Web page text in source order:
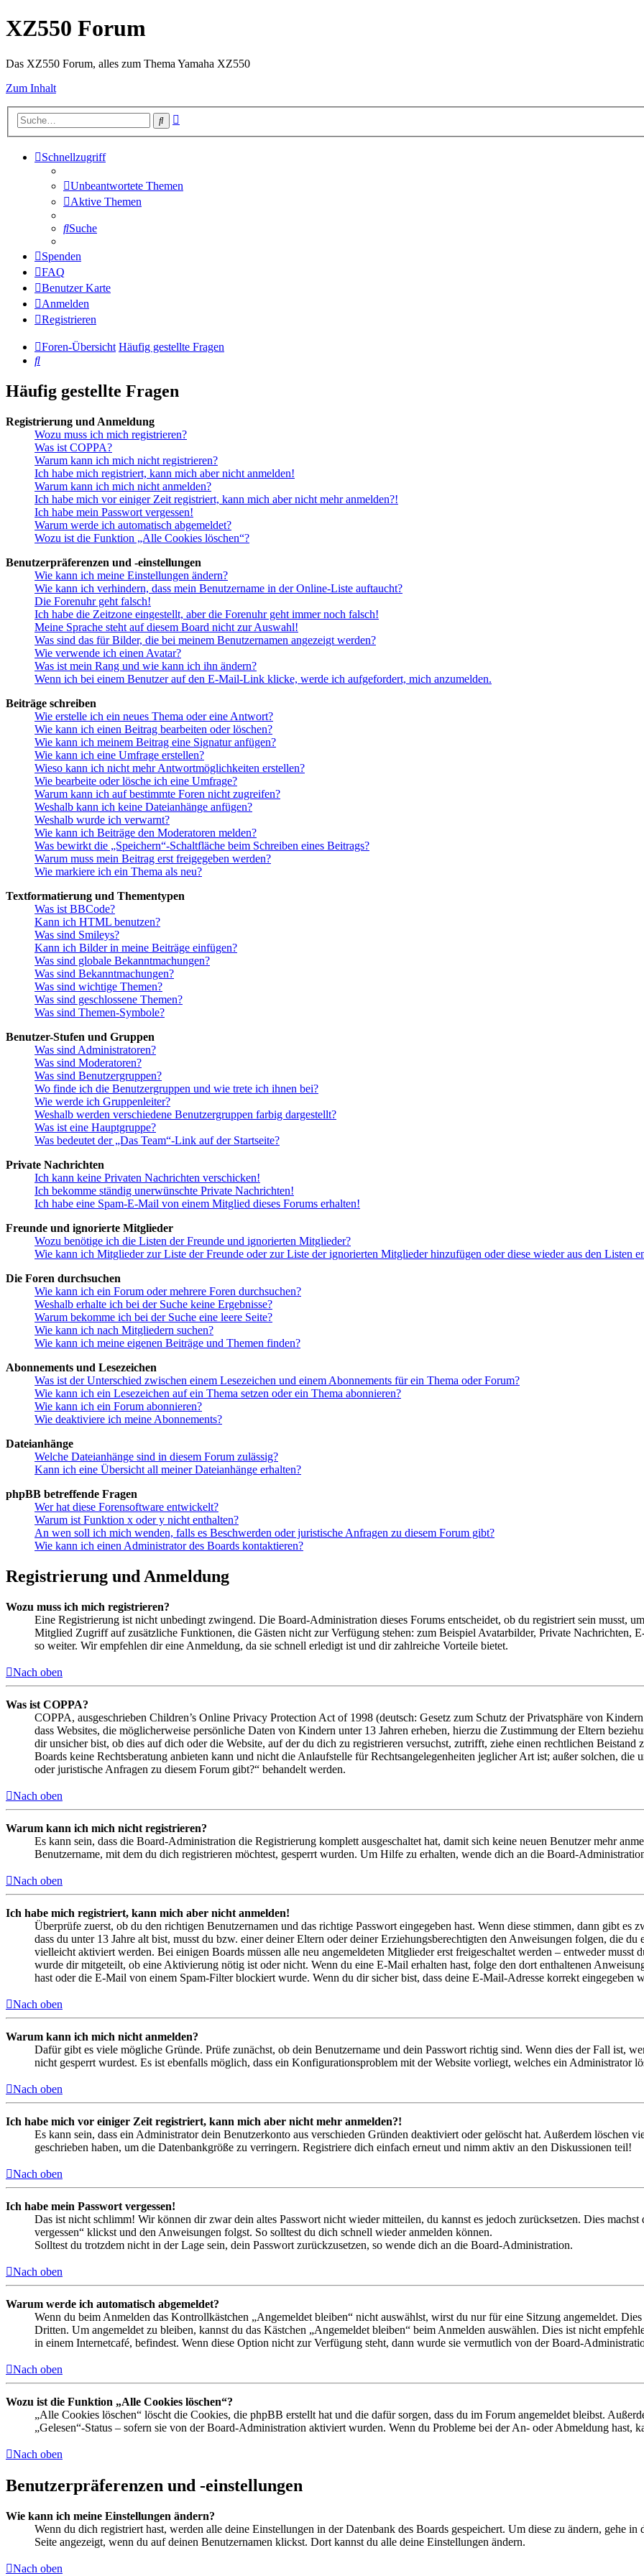
XZ550 Forum
Das XZ550 Forum, alles zum Thema Yamaha XZ550
Zum Inhalt
Suche
Schnellzugriff
Unbeantwortete Themen
Aktive Themen
Suche
Spenden
FAQ
Benutzer Karte
Anmelden
Registrieren
Foren-Übersicht Häufig gestellte Fragen
Suche
Häufig gestellte Fragen
Registrierung und Anmeldung
Wozu muss ich mich registrieren?
Was ist COPPA?
Warum kann ich mich nicht registrieren?
Ich habe mich registriert, kann mich aber nicht anmelden!
Warum kann ich mich nicht anmelden?
Ich habe mich vor einiger Zeit registriert, kann mich aber nicht mehr anmelden?!
Ich habe mein Passwort vergessen!
Warum werde ich automatisch abgemeldet?
Wozu ist die Funktion „Alle Cookies löschen“?
Benutzerpräferenzen und -einstellungen
Wie kann ich meine Einstellungen ändern?
Wie kann ich verhindern, dass mein Benutzername in der Online-Liste auftaucht?
Die Forenuhr geht falsch!
Ich habe die Zeitzone eingestellt, aber die Forenuhr geht immer noch falsch!
Meine Sprache steht auf diesem Board nicht zur Auswahl!
Was sind das für Bilder, die bei meinem Benutzernamen angezeigt werden?
Wie verwende ich einen Avatar?
Was ist mein Rang und wie kann ich ihn ändern?
Wenn ich bei einem Benutzer auf den E-Mail-Link klicke, werde ich aufgefordert, mich anzumelden.
Beiträge schreiben
Wie erstelle ich ein neues Thema oder eine Antwort?
Wie kann ich einen Beitrag bearbeiten oder löschen?
Wie kann ich meinem Beitrag eine Signatur anfügen?
Wie kann ich eine Umfrage erstellen?
Wieso kann ich nicht mehr Antwortmöglichkeiten erstellen?
Wie bearbeite oder lösche ich eine Umfrage?
Warum kann ich auf bestimmte Foren nicht zugreifen?
Weshalb kann ich keine Dateianhänge anfügen?
Weshalb wurde ich verwarnt?
Wie kann ich Beiträge den Moderatoren melden?
Was bewirkt die „Speichern“-Schaltfläche beim Schreiben eines Beitrags?
Warum muss mein Beitrag erst freigegeben werden?
Wie markiere ich ein Thema als neu?
Textformatierung und Thementypen
Was ist BBCode?
Kann ich HTML benutzen?
Was sind Smileys?
Kann ich Bilder in meine Beiträge einfügen?
Was sind globale Bekanntmachungen?
Was sind Bekanntmachungen?
Was sind wichtige Themen?
Was sind geschlossene Themen?
Was sind Themen-Symbole?
Benutzer-Stufen und Gruppen
Was sind Administratoren?
Was sind Moderatoren?
Was sind Benutzergruppen?
Wo finde ich die Benutzergruppen und wie trete ich ihnen bei?
Wie werde ich Gruppenleiter?
Weshalb werden verschiedene Benutzergruppen farbig dargestellt?
Was ist eine Hauptgruppe?
Was bedeutet der „Das Team“-Link auf der Startseite?
Private Nachrichten
Ich kann keine Privaten Nachrichten verschicken!
Ich bekomme ständig unerwünschte Private Nachrichten!
Ich habe eine Spam-E-Mail von einem Mitglied dieses Forums erhalten!
Freunde und ignorierte Mitglieder
Wozu benötige ich die Listen der Freunde und ignorierten Mitglieder?
Wie kann ich Mitglieder zur Liste der Freunde oder zur Liste der ignorierten Mitglieder hinzufügen oder diese wieder aus den Listen
Die Foren durchsuchen
Wie kann ich ein Forum oder mehrere Foren durchsuchen?
Weshalb erhalte ich bei der Suche keine Ergebnisse?
Warum bekomme ich bei der Suche eine leere Seite?
Wie kann ich nach Mitgliedern suchen?
Wie kann ich meine eigenen Beiträge und Themen finden?
Abonnements und Lesezeichen
Was ist der Unterschied zwischen einem Lesezeichen und einem Abonnements für ein Thema oder Forum?
Wie kann ich ein Lesezeichen auf ein Thema setzen oder ein Thema abonnieren?
Wie kann ich ein Forum abonnieren?
Wie deaktiviere ich meine Abonnements?
Dateianhänge
Welche Dateianhänge sind in diesem Forum zulässig?
Kann ich eine Übersicht all meiner Dateianhänge erhalten?
phpBB betreffende Fragen
Wer hat diese Forensoftware entwickelt?
Warum ist Funktion x oder y nicht enthalten?
An wen soll ich mich wenden, falls es Beschwerden oder juristische Anfragen zu diesem Forum gibt?
Wie kann ich einen Administrator des Boards kontaktieren?
Registrierung und Anmeldung
Wozu muss ich mich registrieren?
Eine Registrierung ist nicht unbedingt zwingend. Die Board-Administration dieses Forums entscheidet, ob du registriert sein musst,
Mitglied Zugriff auf zusätzliche Funktionen, die Gästen nicht zur Verfügung stehen: zum Beispiel Avatarbilder, Private Nachrichten,
so weiter. Wir empfehlen dir eine Anmeldung, da sie schnell erledigt ist und dir zahlreiche Vorteile bietet.
Nach oben
Was ist COPPA?
COPPA, ausgeschrieben Children’s Online Privacy Protection Act of 1998 (deutsch: Gesetz zum Schutz der Privatsphäre von
dass Websites, die möglicherweise persönliche Daten von Kindern unter 13 Jahren erheben, hierzu die Zustimmung der Eltern
dir unsicher bist, ob dies auf dich oder die Website, auf der du dich zu registrieren versuchst, zutrifft, ziehe einen rechtlichen
Boards keine Rechtsberatung anbieten kann und nicht die Anlaufstelle für Rechtsangelegenheiten jeglicher Art ist; außer solchen,
oder juristische Anfragen zu diesem Forum gibt?“ behandelt werden.
Nach oben
Warum kann ich mich nicht registrieren?
Es kann sein, dass die Board-Administration die Registrierung komplett ausgeschaltet hat, damit sich keine neuen Benutzer mehr
Benutzername, mit dem du dich registrieren möchtest, gesperrt wurden. Um Hilfe zu erhalten, wende dich an die Board-
Nach oben
Ich habe mich registriert, kann mich aber nicht anmelden!
Überprüfe zuerst, ob du den richtigen Benutzernamen und das richtige Passwort eingegeben hast. Wenn diese stimmen, dann gibt es
dass du unter 13 Jahre alt bist, musst du bzw. einer deiner Eltern oder deiner Erziehungsberechtigten den Anweisungen folgen, die
vielleicht aktiviert werden. Bei einigen Boards müssen alle neu angemeldeten Mitglieder erst freigeschaltet werden – entweder musst
wurde dir mitgeteilt, ob eine Aktivierung nötig ist oder nicht. Wenn du eine E-Mail erhalten hast, folge den dort enthaltenen
hast oder die E-Mail von einem Spam-Filter blockiert wurde. Wenn du dir sicher bist, dass deine E-Mail-Adresse korrekt eingegeben
Nach oben
Warum kann ich mich nicht anmelden?
Dafür gibt es viele mögliche Gründe. Prüfe zunächst, ob dein Benutzername und dein Passwort richtig sind. Wenn dies der Fall ist,
nicht gesperrt wurdest. Es ist ebenfalls möglich, dass ein Konfigurationsproblem mit der Website vorliegt, welches ein Administrator
Nach oben
Ich habe mich vor einiger Zeit registriert, kann mich aber nicht mehr anmelden?!
Es kann sein, dass ein Administrator dein Benutzerkonto aus verschieden Gründen deaktiviert oder gelöscht hat. Außerdem löschen
geschrieben haben, um die Datenbankgröße zu verringern. Registriere dich einfach erneut und nimm aktiv an den Diskussionen teil!
Nach oben
Ich habe mein Passwort vergessen!
Das ist nicht schlimm! Wir können dir zwar dein altes Passwort nicht wieder mitteilen, du kannst es jedoch zurücksetzen. Dies
vergessen“ klickst und den Anweisungen folgst. So solltest du dich schnell wieder anmelden können.
Solltest du trotzdem nicht in der Lage sein, dein Passwort zurückzusetzen, so wende dich an die Board-Administration.
Nach oben
Warum werde ich automatisch abgemeldet?
Wenn du beim Anmelden das Kontrollkästchen „Angemeldet bleiben“ nicht auswählst, wirst du nur für eine Sitzung angemeldet.
Dritten. Um angemeldet zu bleiben, kannst du das Kästchen „Angemeldet bleiben“ beim Anmelden auswählen. Dies ist nicht
in einem Internetcafé, befindest. Wenn diese Option nicht zur Verfügung steht, dann wurde sie vermutlich von der Board-
Nach oben
Wozu ist die Funktion „Alle Cookies löschen“?
„Alle Cookies löschen“ löscht die Cookies, die phpBB erstellt hat und die dafür sorgen, dass du im Forum angemeldet bleibst.
„Gelesen“-Status – sofern sie von der Board-Administration aktiviert wurden. Wenn du Probleme bei der An- oder Abmeldung hast,
Nach oben
Benutzerpräferenzen und -einstellungen
Wie kann ich meine Einstellungen ändern?
Wenn du dich registriert hast, werden alle deine Einstellungen in der Datenbank des Boards gespeichert. Um diese zu ändern, gehe
Seite angezeigt, wenn du auf deinen Benutzernamen klickst. Dort kannst du alle deine Einstellungen ändern.
Nach oben